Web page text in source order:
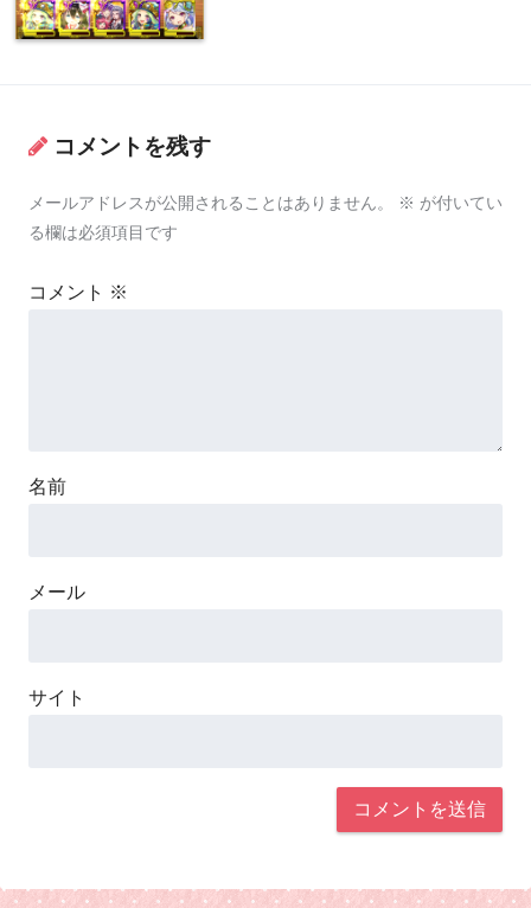
コメントを残す
メールアドレスが公開されることはありません。 ※ が付いてい
る欄は必須項目です
コメント ※
名前
メール
サイト